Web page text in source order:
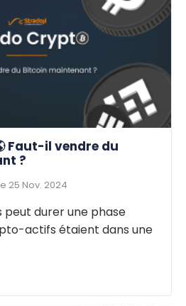
Faut-il vendre du
?
25 Nov. 2024
durer une phase
actifs étaient dans une